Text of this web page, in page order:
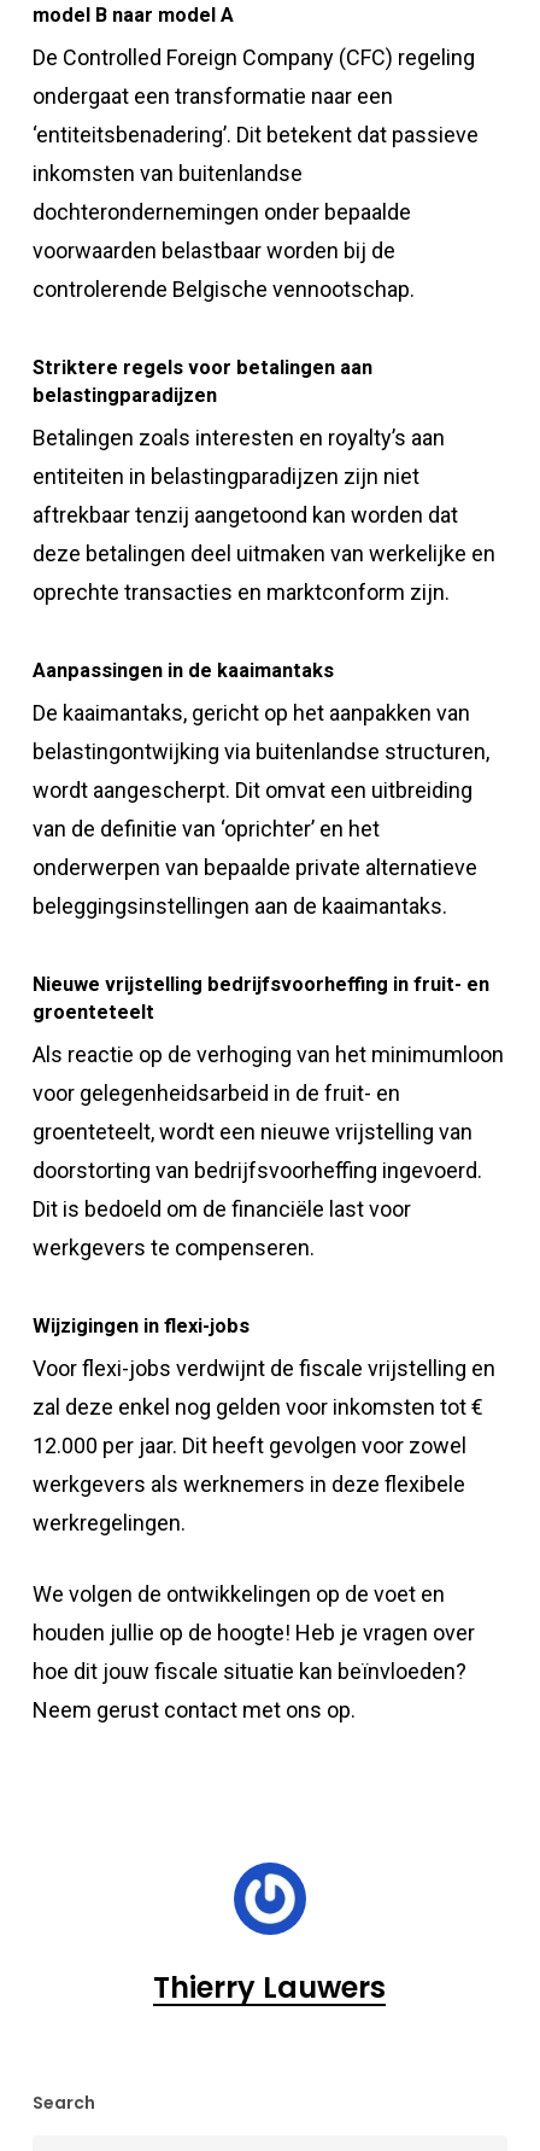
model B naar model A
De Controlled Foreign Company (CFC) regeling
ondergaat een transformatie naar een
‘entiteitsbenadering’. Dit betekent dat passieve
inkomsten van buitenlandse
dochterondernemingen onder bepaalde
voorwaarden belastbaar worden bij de
controlerende Belgische vennootschap.
Striktere regels voor betalingen aan
belastingparadijzen
Betalingen zoals interesten en royalty’s aan
entiteiten in belastingparadijzen zijn niet
aftrekbaar tenzij aangetoond kan worden dat
deze betalingen deel uitmaken van werkelijke en
oprechte transacties en marktconform zijn.
Aanpassingen in de kaaimantaks
De kaaimantaks, gericht op het aanpakken van
belastingontwijking via buitenlandse structuren,
wordt aangescherpt. Dit omvat een uitbreiding
van de definitie van ‘oprichter’ en het
onderwerpen van bepaalde private alternatieve
beleggingsinstellingen aan de kaaimantaks.
Nieuwe vrijstelling bedrijfsvoorheffing in fruit- en
groenteteelt
Als reactie op de verhoging van het minimumloon
voor gelegenheidsarbeid in de fruit- en
groenteteelt, wordt een nieuwe vrijstelling van
doorstorting van bedrijfsvoorheffing ingevoerd.
Dit is bedoeld om de financiële last voor
werkgevers te compenseren.
Wijzigingen in flexi-jobs
Voor flexi-jobs verdwijnt de fiscale vrijstelling en
zal deze enkel nog gelden voor inkomsten tot €
12.000 per jaar. Dit heeft gevolgen voor zowel
werkgevers als werknemers in deze flexibele
werkregelingen.
We volgen de ontwikkelingen op de voet en
houden jullie op de hoogte! Heb je vragen over
hoe dit jouw fiscale situatie kan beïnvloeden?
Neem gerust contact met ons op.
Thierry Lauwers
Search